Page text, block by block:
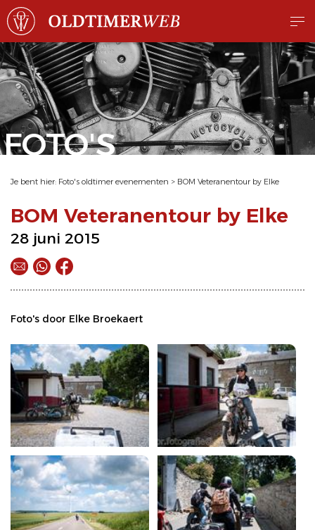
FOTO'S
Je bent hier: Foto's oldtimer evenementen > BOM Veteranentour by Elke
BOM Veteranentour by Elke
28 juni 2015
Foto's door Elke Broekaert